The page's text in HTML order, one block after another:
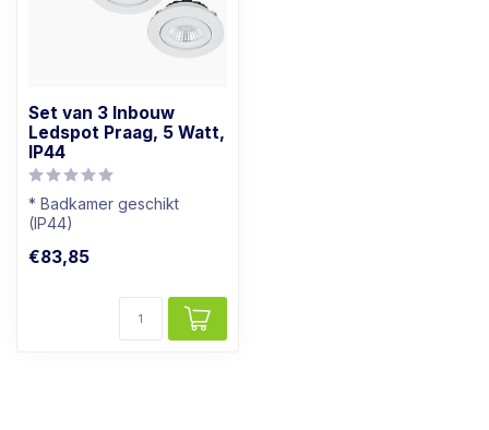
Set van 3 Inbouw
Ledspot Praag, 5 Watt,
IP44
* Badkamer geschikt
(IP44)
* Ingebouwde driver
€83,85